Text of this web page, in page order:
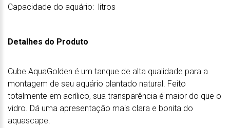
Capacidade do aquário: litros
Detalhes do Produto
Cube AquaGolden é um tanque de alta qualidade para a
montagem de seu aquário plantado natural. Feito
totalmente em acrílico, sua transparência é maior do que o
vidro. Dá uma apresentação mais clara e bonita do
aquascape.